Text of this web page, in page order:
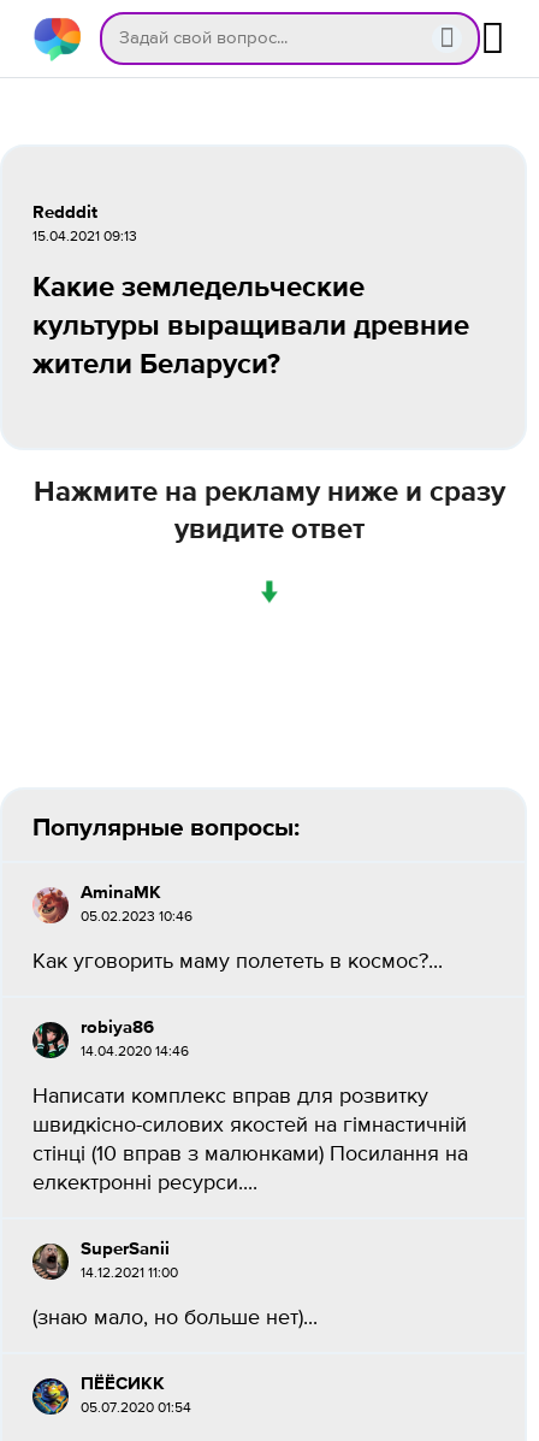
Redddit
15.04.2021 09:13
Какие земледельческие
культуры выращивали древние
жители Беларуси?
Нажмите на рекламу ниже и сразу
увидите ответ
↓
Популярные вопросы:
AminaMK
05.02.2023 10:46
Как уговорить маму полететь в космос?...
robiya86
14.04.2020 14:46
Написати комплекс вправ для розвитку
швидкісно-силових якостей на гімнастичній
стінці (10 вправ з малюнками) Посилання на
елкектронні ресурси....
SuperSanii
14.12.2021 11:00
(знаю мало, но больше нет)...
ПЁЁСИКК
05.07.2020 01:54